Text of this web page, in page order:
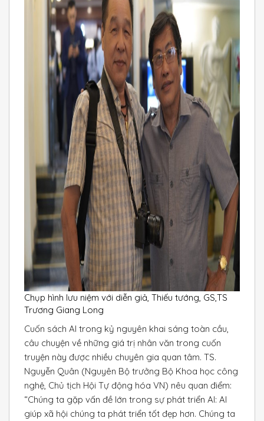
Chụp hình lưu niệm với diễn giả, Thiếu tướng, GS,TS
Trương Giang Long
Cuốn sách Al trong kỷ nguyên khai sáng toàn cầu,
câu chuyện về những giá trị nhân văn trong cuốn
truyện này được nhiều chuyên gia quan tâm. TS.
Nguyễn Quân (Nguyên Bộ trưởng Bộ Khoa học công
nghệ, Chủ tịch Hội Tự động hóa VN) nêu quan điểm:
“Chúng ta gặp vấn đề lớn trong sự phát triển Al: Al
giúp xã hội chúng ta phát triển tốt đẹp hơn. Chúng ta